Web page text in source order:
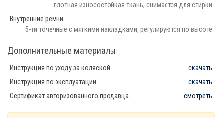
плотная износостойкая ткань, снимается для стирки
Внутренние ремни
5-ти точечные с мягкими накладками, регулируются по высоте
Дополнительные материалы
Инструкция по уходу за коляской
скачать
Инструкция по эксплуатации
скачать
Сертификат авторизованного продавца
смотреть